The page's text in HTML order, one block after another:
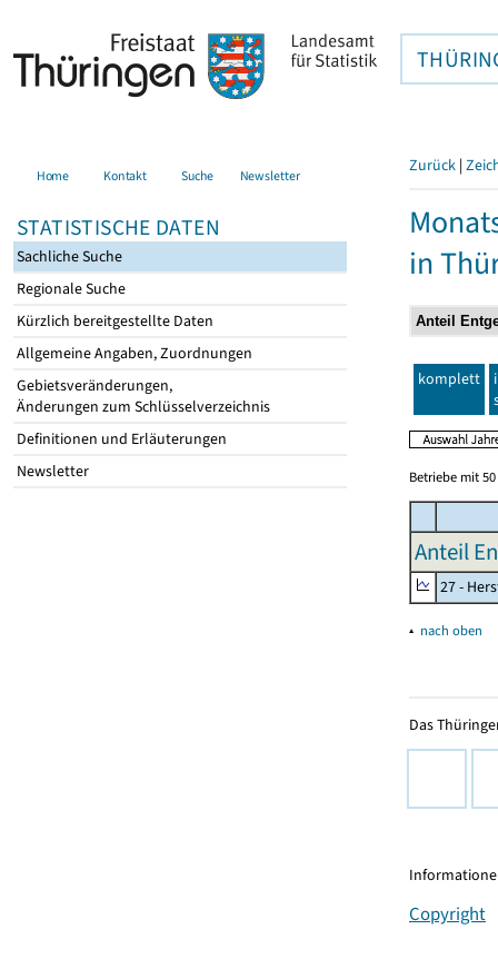
Home Kontakt Suche Newsletter
STATISTISCHE DATEN
Sachliche Suche
Regionale Suche
Kürzlich bereitgestellte Daten
Allgemeine Angaben, Zuordnungen
Gebietsveränderungen,
Änderungen zum Schlüsselverzeichnis
Definitionen und Erläuterungen
Newsletter
Zurück |
in
komplett
Betriebe mit
Anteil
27 -
▴ nach oben
Das
Copyright